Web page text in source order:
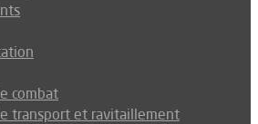
combat
transport et ravitaillement